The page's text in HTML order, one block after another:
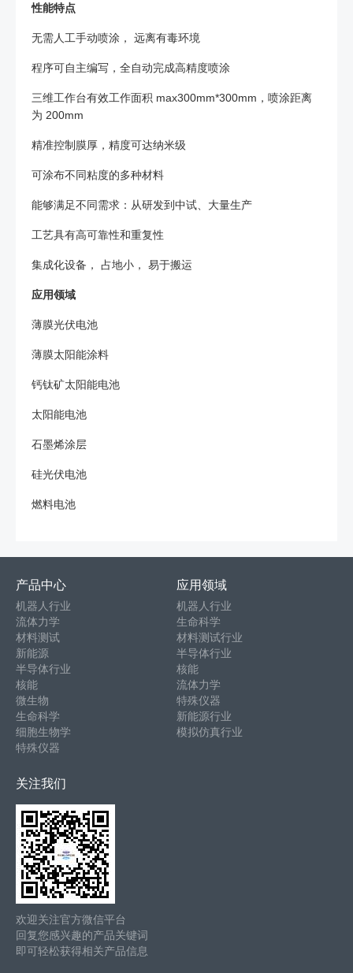
性能特点
无需人工手动喷涂， 远离有毒环境
程序可自主编写，全自动完成高精度喷涂
三维工作台有效工作面积 max300mm*300mm，喷涂距离
为 200mm
精准控制膜厚，精度可达纳米级
可涂布不同粘度的多种材料
能够满足不同需求：从研发到中试、大量生产
工艺具有高可靠性和重复性
集成化设备， 占地小， 易于搬运
应用领域
薄膜光伏电池
薄膜太阳能涂料
钙钛矿太阳能电池
太阳能电池
石墨烯涂层
硅光伏电池
燃料电池
产品中心
机器人行业
流体力学
材料测试
新能源
半导体行业
核能
微生物
生命科学
细胞生物学
特殊仪器
应用领域
机器人行业
生命科学
材料测试行业
半导体行业
核能
流体力学
特殊仪器
新能源行业
模拟仿真行业
关注我们
欢迎关注官方微信平台
回复您感兴趣的产品关键词
即可轻松获得相关产品信息